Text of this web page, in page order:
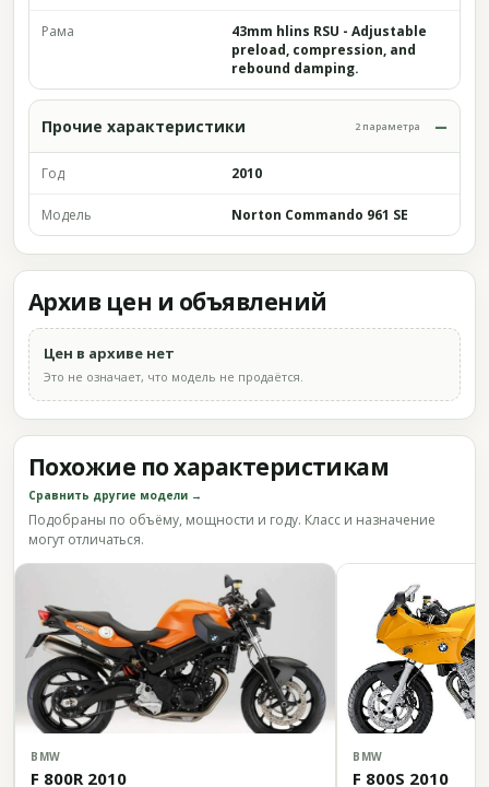
Рама
43mm hlins RSU - Adjustable
preload, compression, and
rebound damping.
Прочие характеристики 2 параметра
Год 2010
Модель Norton Commando 961 SE
Архив цен и объявлений
Цен в архиве нет
Это не означает, что модель не продаётся.
Похожие по характеристикам
Сравнить другие модели →
Подобраны по объёму, мощности и году. Класс и назначение
могут отличаться.
BMW
F 800R 2010
BMW
F 800S 2010